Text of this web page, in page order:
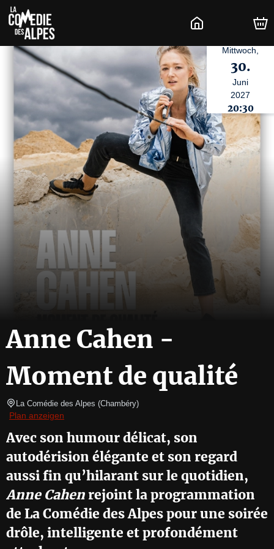
Mittwoch,
30.
Juni
2027
20:30
Anne Cahen -
Moment de qualité
La Comédie des Alpes (Chambéry)
Plan anzeigen
Avec son humour délicat, son
autodérision élégante et son regard
aussi fin qu’hilarant sur le quotidien,
Anne Cahen rejoint la programmation
de La Comédie des Alpes pour une soirée
drôle, intelligente et profondément